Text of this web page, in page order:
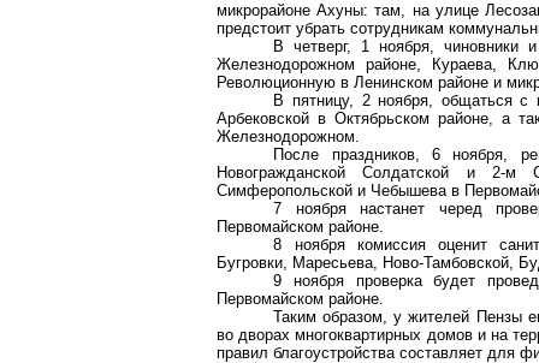
микрорайоне Ахуны: там, на улице
предстоит убрать сотрудникам
В четверг, 1 ноября, чиновники
Железнодорожном районе, Кураева,
Революционную в Ленинском районе и
В пятницу, 2 ноября, общаться
Арбековской в Октябрьском районе, а
Железнодорожном.
После праздников, 6 ноября,
Новогражданской Солдатской и 2-
Симферопольской и Чебышева в
7 ноября настанет черед
Первомайском районе.
8 ноября комиссия оценит
Бугровки, Маресьева, Ново-Тамбовской,
9 ноября проверка будет
Первомайском районе.
Таким образом, у жителей Пензы
во дворах многоквартирных домов и на
правил благоустройства составляет для